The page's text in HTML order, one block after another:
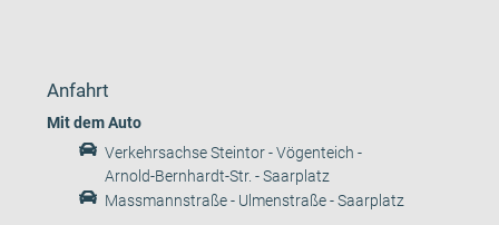
Anfahrt
Mit dem Auto
Verkehrsachse Steintor - Vögenteich -
Arnold-Bernhardt-Str. - Saarplatz
Massmannstraße - Ulmenstraße - Saarplatz